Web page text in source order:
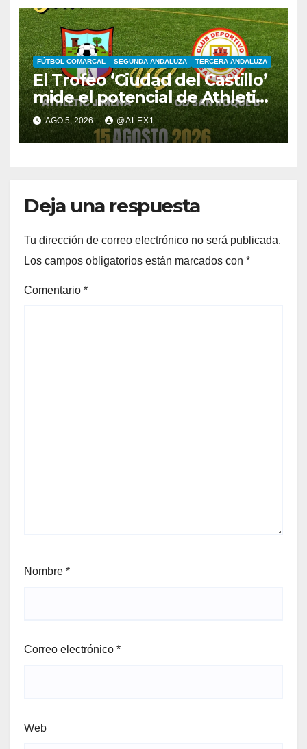
FÚTBOL COMARCAL SEGUNDA ANDALUZA TERCERA ANDALUZA
El Trofeo ‘Ciudad del Castillo’
mide el potencial de Athletic
Jimena y del nuevo filial del
Club Deportivo San Roque
AGO 5, 2026 @ALEX1
Deja una respuesta
Tu dirección de correo electrónico no será publicada.
Los campos obligatorios están marcados con *
Comentario *
Nombre *
Correo electrónico *
Web